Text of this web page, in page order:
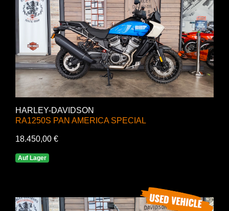
HARLEY-DAVIDSON
RA1250S PAN AMERICA SPECIAL
18.450,00 €
Auf Lager